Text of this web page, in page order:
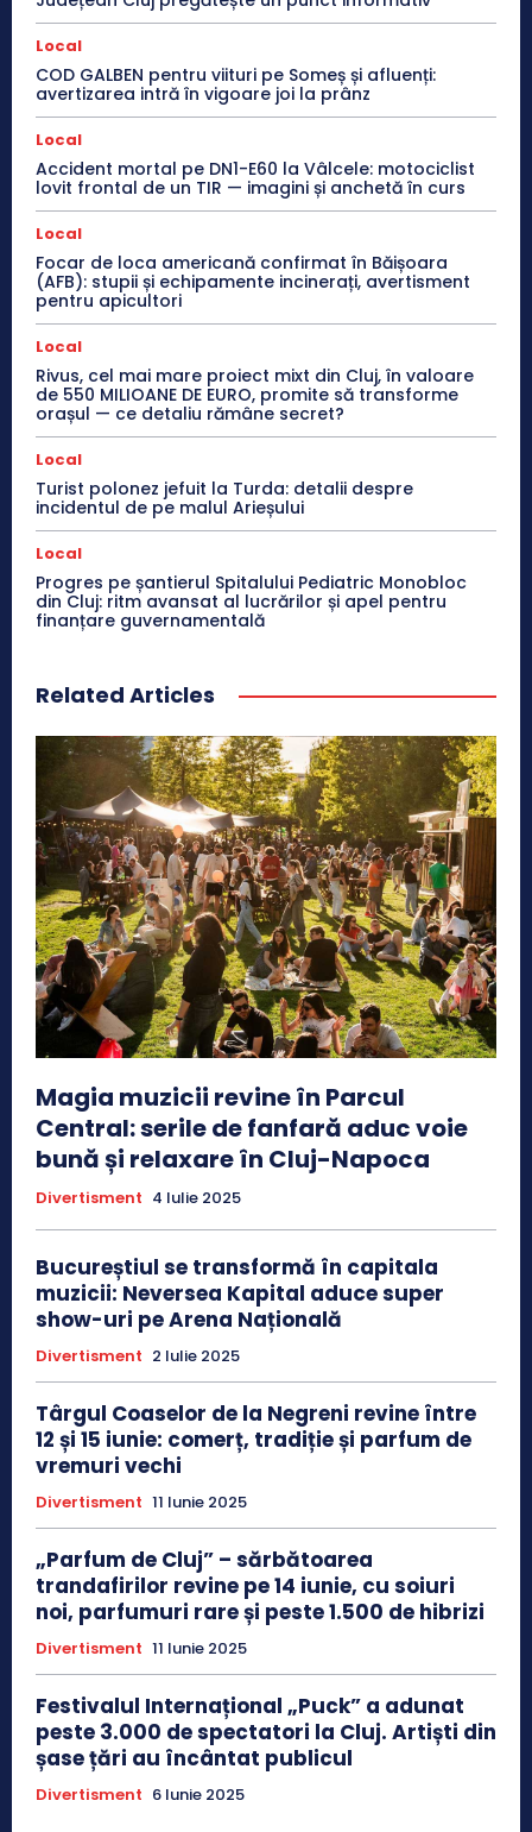
Local
COD GALBEN pentru viituri pe Someș și afluenți:
avertizarea intră în vigoare joi la prânz
Local
Accident mortal pe DN1-E60 la Vâlcele: motociclist
lovit frontal de un TIR — imagini și anchetă în curs
Local
Focar de loca americană confirmat în Băișoara
(AFB): stupii și echipamente incinerați, avertisment
pentru apicultori
Local
Rivus, cel mai mare proiect mixt din Cluj, în valoare
de 550 MILIOANE DE EURO, promite să transforme
orașul — ce detaliu rămâne secret?
Local
Turist polonez jefuit la Turda: detalii despre
incidentul de pe malul Arieșului
Local
Progres pe șantierul Spitalului Pediatric Monobloc
din Cluj: ritm avansat al lucrărilor și apel pentru
finanțare guvernamentală
Related Articles
Magia muzicii revine în Parcul
Central: serile de fanfară aduc voie
bună și relaxare în Cluj-Napoca
Divertisment 4 Iulie 2025
Bucureștiul se transformă în capitala
muzicii: Neversea Kapital aduce super
show-uri pe Arena Națională
Divertisment 2 Iulie 2025
Târgul Coaselor de la Negreni revine între
12 și 15 iunie: comerț, tradiție și parfum de
vremuri vechi
Divertisment 11 Iunie 2025
„Parfum de Cluj” – sărbătoarea
trandafirilor revine pe 14 iunie, cu soiuri
noi, parfumuri rare și peste 1.500 de hibrizi
Divertisment 11 Iunie 2025
Festivalul Internațional „Puck” a adunat
peste 3.000 de spectatori la Cluj. Artiști din
șase țări au încântat publicul
Divertisment 6 Iunie 2025